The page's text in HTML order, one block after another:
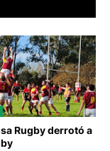
Rugby derrotó a